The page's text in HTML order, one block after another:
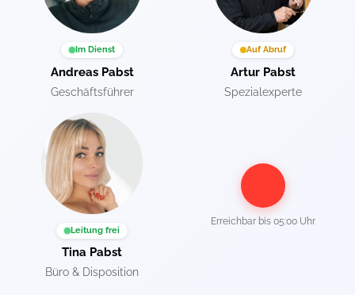
Im Dienst
Andreas Pabst
Geschäftsführer
Auf Abruf
Artur Pabst
Spezialexperte
Leitung frei
Tina Pabst
Büro & Disposition
Erreichbar bis 05:00 Uhr